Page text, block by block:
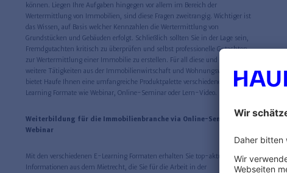
können. Liegen Ihre Aufgaben hingegen vor allem im Bereich der
Wertermittlung von Immobilien, sind diese Fragen zweitrangig. Wichtiger ist
das Wissen, auf Basis welcher Kennzahlen die Wertermittlung von
Grundstücken und Gebäuden erfolgt. Schließlich sollten Sie in der Lage sein,
Fremdgutachten kritisch zu überprüfen und selbst professionelle Gutachten
zur Wertermittlung einer Immobilie zu erstellen. Für all diese und noch viele
weitere Tätigkeiten aus der Immobilienwirtschaft und Wohnungswirtschaft
bietet Haufe Ihnen eine umfangreiche Produktpalette verschiedener E-
Learning Formate wie Webinar, Online-Seminar oder Lern-Video.
Weiterbildung für die Immobilienbranche via Online-Seminar und
Webinar
Mit den verschiedenen E-Learning Formaten erhalten Sie top-aktuelle
Informationen aus dem Mietrecht, die Sie für die Arbeit in der